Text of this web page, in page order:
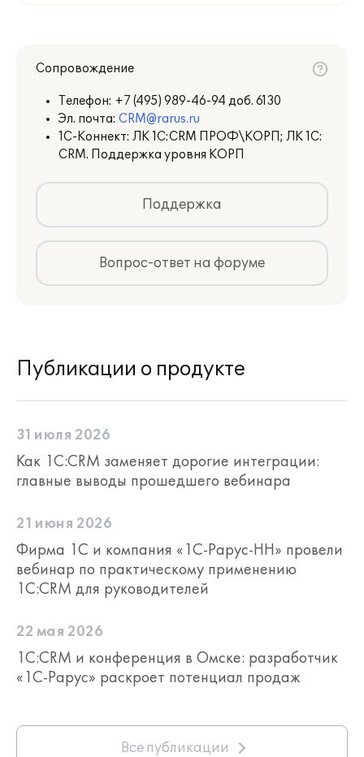
Сопровождение
Телефон: +7 (495) 989-46-94 доб. 6130
Эл. почта: CRM@rarus.ru
1С-Коннект: ЛК 1С:CRM ПРОФ\КОРП; ЛК 1С:
CRM. Поддержка уровня КОРП
Поддержка
Вопрос-ответ на форуме
Публикации о продукте
31 июля 2026
Как 1С:CRM заменяет дорогие интеграции:
главные выводы прошедшего вебинара
21 июня 2026
Фирма 1С и компания «1С-Рарус-НН» провели
вебинар по практическому применению
1С:CRM для руководителей
22 мая 2026
1С:CRM и конференция в Омске: разработчик
«1С-Рарус» раскроет потенциал продаж
Все публикации